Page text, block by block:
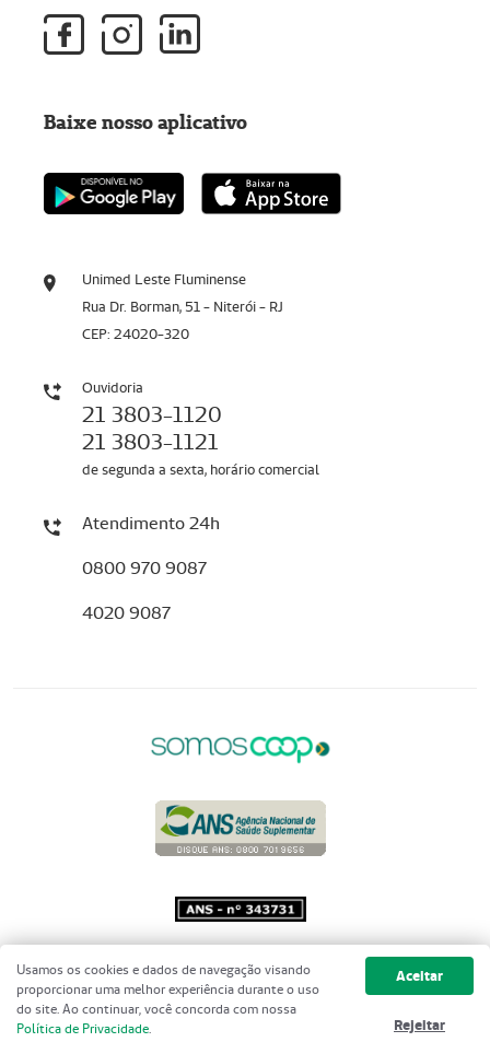
Unimed Leste Fluminense
Rua Dr. Borman, 51 - Niterói - RJ
CEP: 24020-320
Ouvidoria
21 3803-1120
21 3803-1121
de segunda a sexta, horário comercial
Atendimento 24h
0800 970 9087
4020 9087
Baixe nosso aplicativo
Copyright 2001 - 2026 Unimed do
Brasil - Todos os direitos reservados
Usamos os cookies e dados de navegação visando
proporcionar uma melhor experiência durante o uso
do site. Ao continuar, você concorda com nossa
Política de Privacidade.
Aceitar
Rejeitar